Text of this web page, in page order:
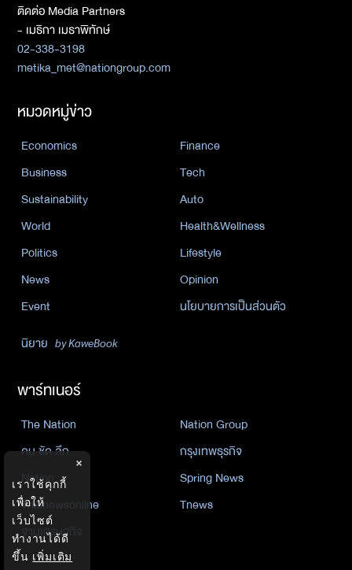
ติดต่อ Media Partners
- เมธิกา เมธาพิทักษ์
02-338-3198
metika_met@nationgroup.com
หมวดหมู่ข่าว
Economics
Finance
Business
Tech
Sustainability
Auto
World
Health&Wellness
Politics
Lifestyle
News
Opinion
Event
นโยบายการเป็นส่วนตัว
นิยาย by KaweBook
พาร์ทเนอร์
The Nation
Nation Group
คม ชัด ลึก
กรุงเทพธุรกิจ
Nation
Spring News
Thainewsonline
Tnews
ฐานเศรษฐกิจ
×
เราใช้คุกกี้
เพื่อให้
เว็บไซต์
ทำงานได้ดี
ขึ้น เพิ่มเติม